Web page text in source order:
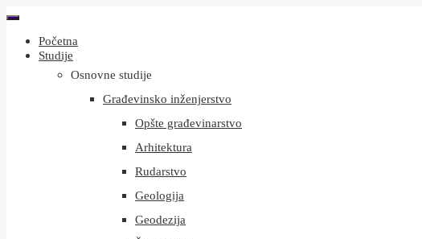
Početna
Studije
Osnovne studije
Građevinsko inženjerstvo
Opšte građevinarstvo
Arhitektura
Rudarstvo
Geologija
Geodezija